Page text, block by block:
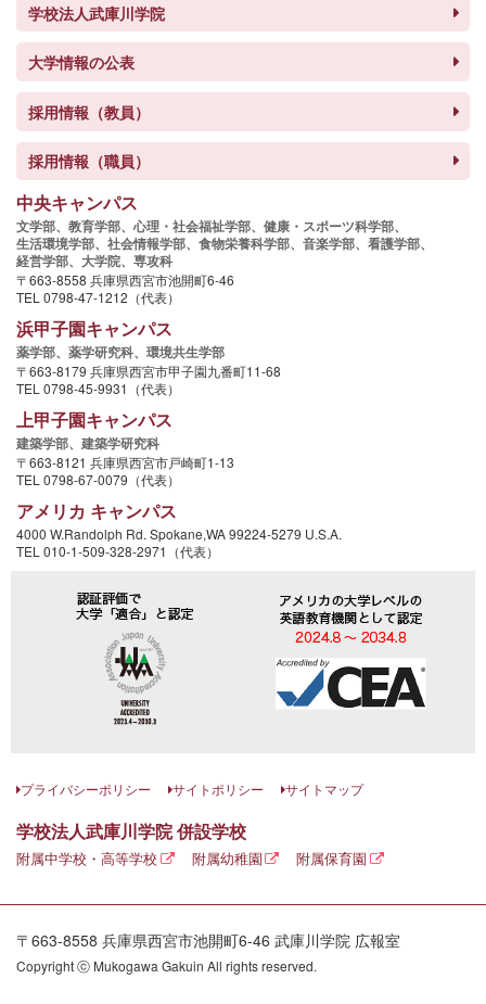
学校法人武庫川学院
大学情報の公表
採用情報（教員）
採用情報（職員）
中央キャンパス
文学部、 教育学部、 心理・社会福祉学部、 健康・スポーツ科学部、
生活環境学部、 社会情報学部、 食物栄養科学部、 音楽学部、 看護学部、
経営学部、 大学院、 専攻科
〒663-8558 兵庫県西宮市池開町6-46
TEL 0798-47-1212（代表）
浜甲子園キャンパス
薬学部、 薬学研究科、 環境共生学部
〒663-8179 兵庫県西宮市甲子園九番町11-68
TEL 0798-45-9931（代表）
上甲子園キャンパス
建築学部、 建築学研究科
〒663-8121 兵庫県西宮市戸崎町1-13
TEL 0798-67-0079（代表）
アメリカ キャンパス
4000 W.Randolph Rd. Spokane,WA 99224-5279 U.S.A.
TEL 010-1-509-328-2971（代表）
プライバシーポリシー サイトポリシー サイトマップ
学校法人武庫川学院 併設学校
附属中学校・高等学校 附属幼稚園 附属保育園
〒663-8558 兵庫県西宮市池開町6-46 武庫川学院 広報室
Copyright ⓒ Mukogawa Gakuin All rights reserved.